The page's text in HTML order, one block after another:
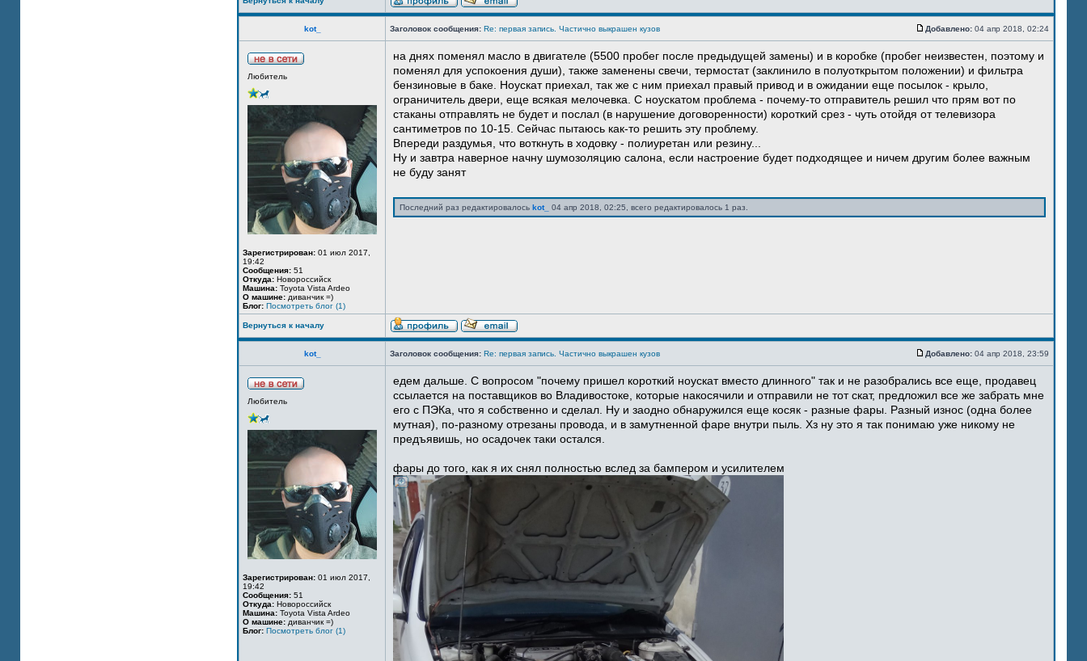
kot_ Заголовок сообщения: Re: первая запись. Частично выкрашен кузов Добавлено: 04 апр 2018, 02:24
Любитель
Зарегистрирован: 01 июл 2017,
19:42
Сообщения: 51
Откуда: Новороссийск
Машина: Toyota Vista Ardeo
О машине: диванчик =)
Блог: Посмотреть блог (1)
на днях поменял масло в двигателе (5500 пробег после предыдущей замены) и в коробке (пробег неизвестен, поэтому и
поменял для успокоения души), также заменены свечи, термостат (заклинило в полуоткрытом положении) и фильтра
бензиновые в баке. Ноускат приехал, так же с ним приехал правый привод и в ожидании еще посылок - крыло,
ограничитель двери, еще всякая мелочевка. С ноускатом проблема - почему-то отправитель решил что прям вот по
стаканы отправлять не будет и послал (в нарушение договоренности) короткий срез - чуть отойдя от телевизора
сантиметров по 10-15. Сейчас пытаюсь как-то решить эту проблему.
Впереди раздумья, что воткнуть в ходовку - полиуретан или резину...
Ну и завтра наверное начну шумозоляцию салона, если настроение будет подходящее и ничем другим более важным
не буду занят
Последний раз редактировалось kot_ 04 апр 2018, 02:25, всего редактировалось 1 раз.
Вернуться к началу
kot_ Заголовок сообщения: Re: первая запись. Частично выкрашен кузов Добавлено: 04 апр 2018, 23:59
Любитель
Зарегистрирован: 01 июл 2017,
19:42
Сообщения: 51
Откуда: Новороссийск
Машина: Toyota Vista Ardeo
О машине: диванчик =)
Блог: Посмотреть блог (1)
едем дальше. С вопросом "почему пришел короткий ноускат вместо длинного" так и не разобрались все еще, продавец
ссылается на поставщиков во Владивостоке, которые накосячили и отправили не тот скат, предложил все же забрать мне
его с ПЭКа, что я собственно и сделал. Ну и заодно обнаружился еще косяк - разные фары. Разный износ (одна более
мутная), по-разному отрезаны провода, и в замутненной фаре внутри пыль. Хз ну это я так понимаю уже никому не
предъявишь, но осадочек таки остался.
фары до того, как я их снял полностью вслед за бампером и усилителем